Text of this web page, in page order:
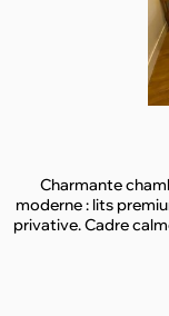
Charmante
moderne : lits
privative. Cadre